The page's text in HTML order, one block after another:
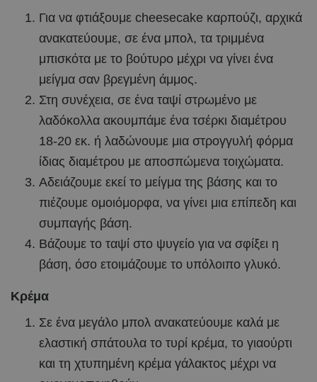
Για να φτιάξουμε cheesecake καρπούζι, αρχικά
ανακατεύουμε, σε ένα μπολ, τα τριμμένα
μπισκότα με το βούτυρο μέχρι να γίνει ένα
μείγμα σαν βρεγμένη άμμος.
Στη συνέχεια, σε ένα ταψί στρωμένο με
λαδόκολλα ακουμπάμε ένα τσέρκι διαμέτρου
18-20 εκ. ή λαδώνουμε μια στρογγυλή φόρμα
ίδιας διαμέτρου με αποσπώμενα τοιχώματα.
Αδειάζουμε εκεί το μείγμα της βάσης και το
πιέζουμε ομοιόμορφα, να γίνει μια επίπεδη και
συμπαγής βάση.
Βάζουμε το ταψί στο ψυγείο για να σφίξει η
βάση, όσο ετοιμάζουμε το υπόλοιπο γλυκό.
Κρέμα
Σε ένα μεγάλο μπολ ανακατεύουμε καλά με
ελαστική σπάτουλα το τυρί κρέμα, το γιαούρτι
και τη χτυπημένη κρέμα γάλακτος μέχρι να